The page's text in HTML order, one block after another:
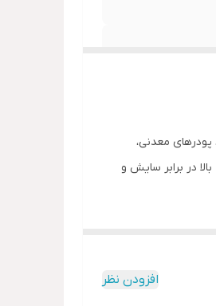
معدنی،
در برابر سایش و
افزودن نظر